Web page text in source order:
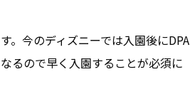
。今のディズニーでは入園後にDPA
るので早く入園することが必須に